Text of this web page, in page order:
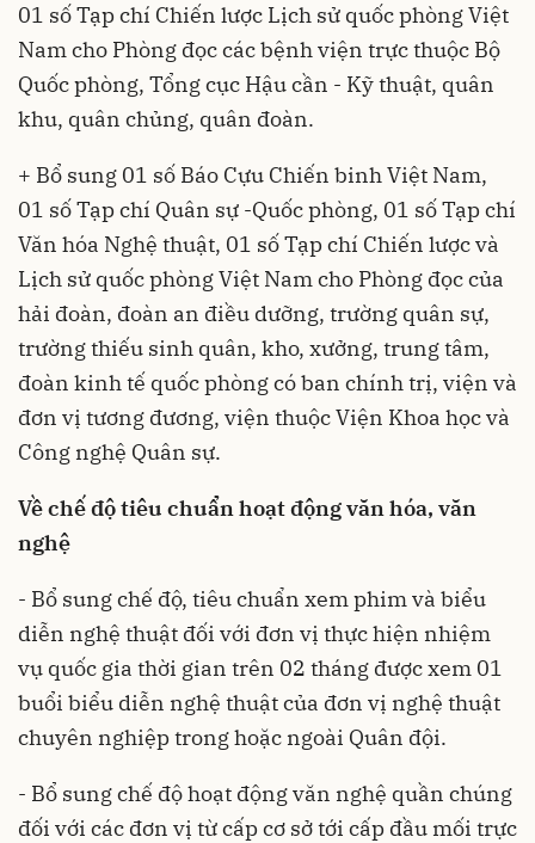
01 số Tạp chí Chiến lược Lịch sử quốc phòng Việt
Nam cho Phòng đọc các bệnh viện trực thuộc Bộ
Quốc phòng, Tổng cục Hậu cần - Kỹ thuật, quân
khu, quân chủng, quân đoàn.
+ Bổ sung 01 số Báo Cựu Chiến binh Việt Nam,
01 số Tạp chí Quân sự -Quốc phòng, 01 số Tạp chí
Văn hóa Nghệ thuật, 01 số Tạp chí Chiến lược và
Lịch sử quốc phòng Việt Nam cho Phòng đọc của
hải đoàn, đoàn an điều dưỡng, trường quân sự,
trường thiếu sinh quân, kho, xưởng, trung tâm,
đoàn kinh tế quốc phòng có ban chính trị, viện và
đơn vị tương đương, viện thuộc Viện Khoa học và
Công nghệ Quân sự.
Về chế độ tiêu chuẩn hoạt động văn hóa, văn
nghệ
- Bổ sung chế độ, tiêu chuẩn xem phim và biểu
diễn nghệ thuật đối với đơn vị thực hiện nhiệm
vụ quốc gia thời gian trên 02 tháng được xem 01
buổi biểu diễn nghệ thuật của đơn vị nghệ thuật
chuyên nghiệp trong hoặc ngoài Quân đội.
- Bổ sung chế độ hoạt động văn nghệ quần chúng
đối với các đơn vị từ cấp cơ sở tới cấp đầu mối trực